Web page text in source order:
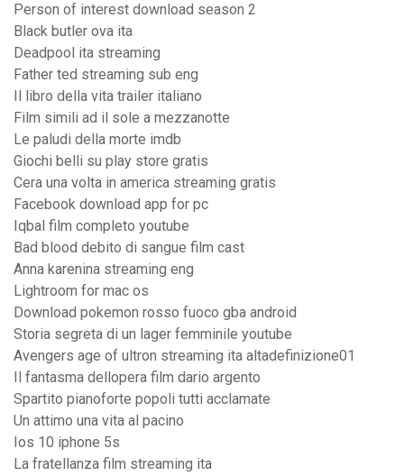
Person of interest download season 2
Black butler ova ita
Deadpool ita streaming
Father ted streaming sub eng
Il libro della vita trailer italiano
Film simili ad il sole a mezzanotte
Le paludi della morte imdb
Giochi belli su play store gratis
Cera una volta in america streaming gratis
Facebook download app for pc
Iqbal film completo youtube
Bad blood debito di sangue film cast
Anna karenina streaming eng
Lightroom for mac os
Download pokemon rosso fuoco gba android
Storia segreta di un lager femminile youtube
Avengers age of ultron streaming ita altadefinizione01
Il fantasma dellopera film dario argento
Spartito pianoforte popoli tutti acclamate
Un attimo una vita al pacino
Ios 10 iphone 5s
La fratellanza film streaming ita